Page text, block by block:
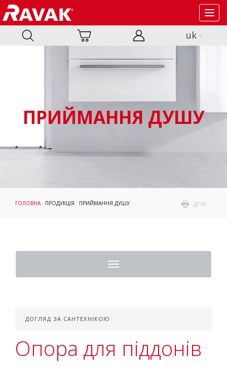
uk
ПРИЙМАННЯ ДУШУ
ДРУК
ГОЛОВНА: ПРОДУКЦІЯ : ПРИЙМАННЯ ДУШУ : ДУШОВІ ПІДДОНИ:АКСЕСУАРИ
Toggle
navigation
ДОГЛЯД ЗА САНТЕХНІКОЮ
Опора для піддонів